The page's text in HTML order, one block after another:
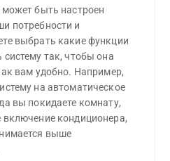
быть настроен
потребности и
выбрать какие функции
так, чтобы она
вам удобно. Например,
на автоматическое
вы покидаете комнату,
включение кондиционера,
выше